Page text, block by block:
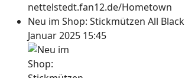
nettelstedt.fan12.de/Hometown
Neu im Shop: Stickmützen All Black
Januar 2025 15:45